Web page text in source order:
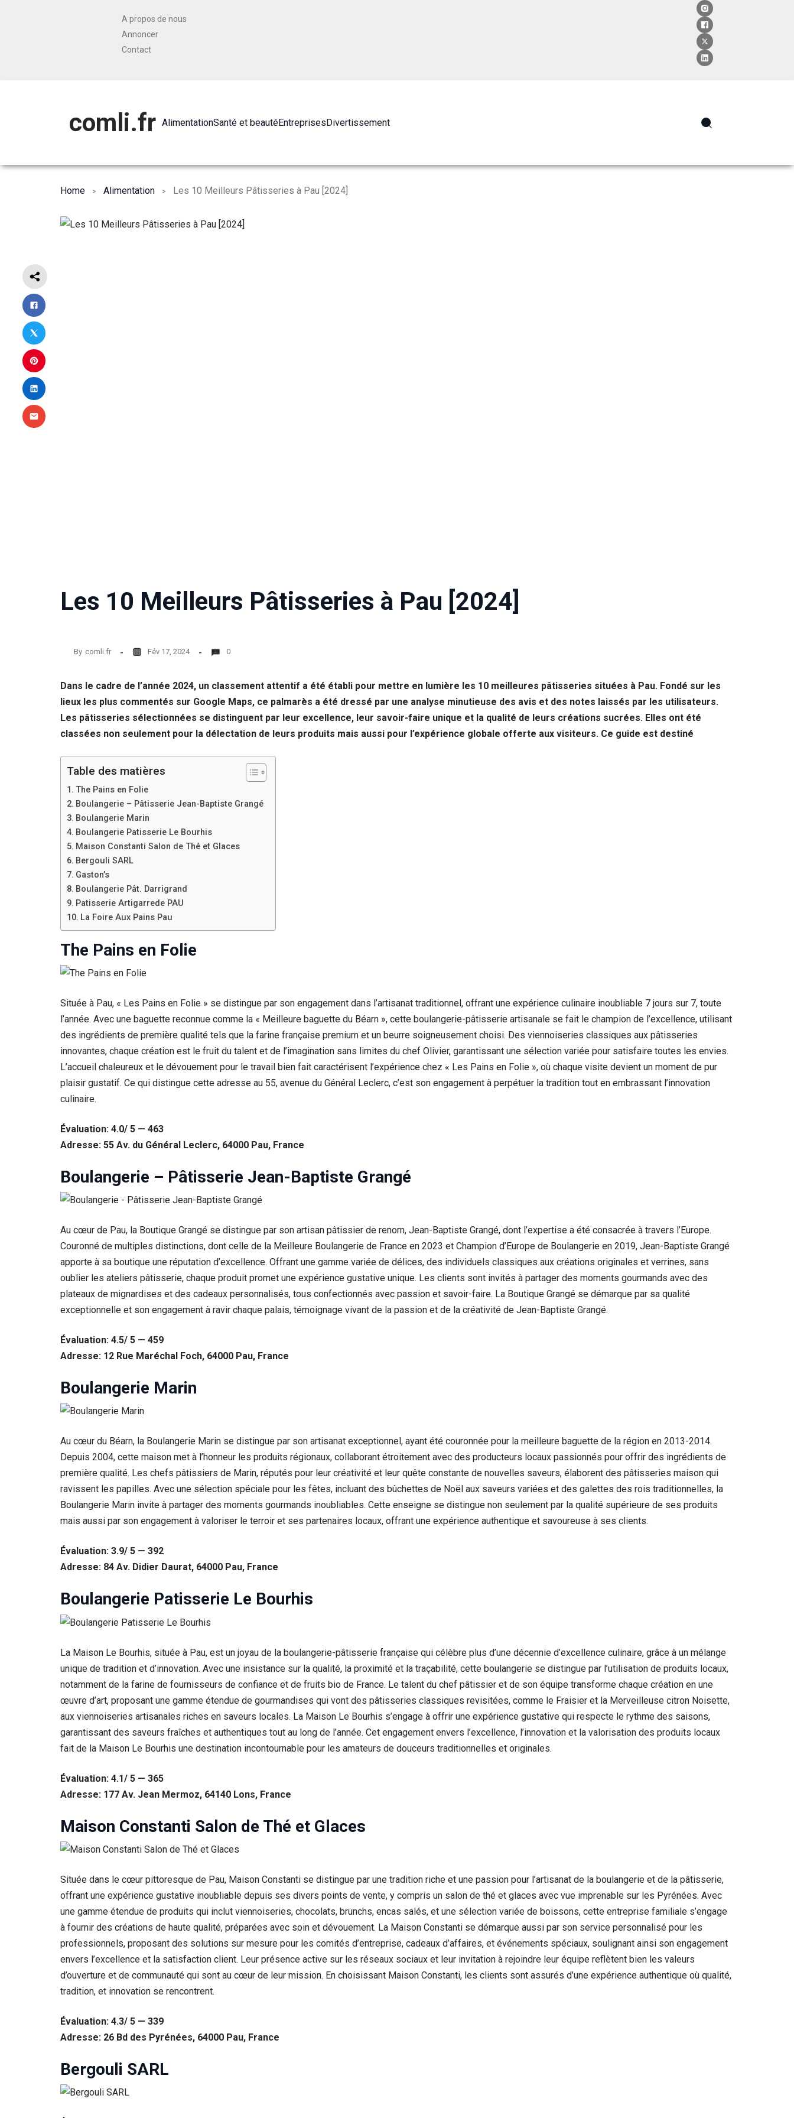
A propos de nous
Annoncer
Contact
comli.fr AlimentationSanté et beautéEntreprisesDivertissement
Home Alimentation Les 10 Meilleurs Pâtisseries à Pau [2024]
Les 10 Meilleurs Pâtisseries à Pau [2024]
By comli.fr Fév 17, 2024 0
Dans le cadre de l’année 2024, un classement attentif a été établi pour mettre en lumière les 10 meilleures pâtisseries situées à Pau. Fondé sur les
lieux les plus commentés sur Google Maps, ce palmarès a été dressé par une analyse minutieuse des avis et des notes laissés par les utilisateurs.
Les pâtisseries sélectionnées se distinguent par leur excellence, leur savoir-faire unique et la qualité de leurs créations sucrées. Elles ont été
classées non seulement pour la délectation de leurs produits mais aussi pour l’expérience globale offerte aux visiteurs. Ce guide est destiné
Table des matières
The Pains en Folie
Boulangerie – Pâtisserie Jean-Baptiste Grangé
Boulangerie Marin
Boulangerie Patisserie Le Bourhis
Maison Constanti Salon de Thé et Glaces
Bergouli SARL
Gaston’s
Boulangerie Pât. Darrigrand
Patisserie Artigarrede PAU
La Foire Aux Pains Pau
The Pains en Folie
Située à Pau, « Les Pains en Folie » se distingue par son engagement dans l’artisanat traditionnel, offrant une expérience culinaire inoubliable 7 jours sur 7, toute
l’année. Avec une baguette reconnue comme la « Meilleure baguette du Béarn », cette boulangerie-pâtisserie artisanale se fait le champion de l’excellence, utilisant
des ingrédients de première qualité tels que la farine française premium et un beurre soigneusement choisi. Des viennoiseries classiques aux pâtisseries
innovantes, chaque création est le fruit du talent et de l’imagination sans limites du chef Olivier, garantissant une sélection variée pour satisfaire toutes les envies.
L’accueil chaleureux et le dévouement pour le travail bien fait caractérisent l’expérience chez « Les Pains en Folie », où chaque visite devient un moment de pur
plaisir gustatif. Ce qui distingue cette adresse au 55, avenue du Général Leclerc, c’est son engagement à perpétuer la tradition tout en embrassant l’innovation
culinaire.
Évaluation: 4.0/ 5 — 463
Adresse: 55 Av. du Général Leclerc, 64000 Pau, France
Boulangerie – Pâtisserie Jean-Baptiste Grangé
Au cœur de Pau, la Boutique Grangé se distingue par son artisan pâtissier de renom, Jean-Baptiste Grangé, dont l’expertise a été consacrée à travers l’Europe.
Couronné de multiples distinctions, dont celle de la Meilleure Boulangerie de France en 2023 et Champion d’Europe de Boulangerie en 2019, Jean-Baptiste Grangé
apporte à sa boutique une réputation d’excellence. Offrant une gamme variée de délices, des individuels classiques aux créations originales et verrines, sans
oublier les ateliers pâtisserie, chaque produit promet une expérience gustative unique. Les clients sont invités à partager des moments gourmands avec des
plateaux de mignardises et des cadeaux personnalisés, tous confectionnés avec passion et savoir-faire. La Boutique Grangé se démarque par sa qualité
exceptionnelle et son engagement à ravir chaque palais, témoignage vivant de la passion et de la créativité de Jean-Baptiste Grangé.
Évaluation: 4.5/ 5 — 459
Adresse: 12 Rue Maréchal Foch, 64000 Pau, France
Boulangerie Marin
Au cœur du Béarn, la Boulangerie Marin se distingue par son artisanat exceptionnel, ayant été couronnée pour la meilleure baguette de la région en 2013-2014.
Depuis 2004, cette maison met à l’honneur les produits régionaux, collaborant étroitement avec des producteurs locaux passionnés pour offrir des ingrédients de
première qualité. Les chefs pâtissiers de Marin, réputés pour leur créativité et leur quête constante de nouvelles saveurs, élaborent des pâtisseries maison qui
ravissent les papilles. Avec une sélection spéciale pour les fêtes, incluant des bûchettes de Noël aux saveurs variées et des galettes des rois traditionnelles, la
Boulangerie Marin invite à partager des moments gourmands inoubliables. Cette enseigne se distingue non seulement par la qualité supérieure de ses produits
mais aussi par son engagement à valoriser le terroir et ses partenaires locaux, offrant une expérience authentique et savoureuse à ses clients.
Évaluation: 3.9/ 5 — 392
Adresse: 84 Av. Didier Daurat, 64000 Pau, France
Boulangerie Patisserie Le Bourhis
La Maison Le Bourhis, située à Pau, est un joyau de la boulangerie-pâtisserie française qui célèbre plus d’une décennie d’excellence culinaire, grâce à un mélange
unique de tradition et d’innovation. Avec une insistance sur la qualité, la proximité et la traçabilité, cette boulangerie se distingue par l’utilisation de produits locaux,
notamment de la farine de fournisseurs de confiance et de fruits bio de France. Le talent du chef pâtissier et de son équipe transforme chaque création en une
œuvre d’art, proposant une gamme étendue de gourmandises qui vont des pâtisseries classiques revisitées, comme le Fraisier et la Merveilleuse citron Noisette,
aux viennoiseries artisanales riches en saveurs locales. La Maison Le Bourhis s’engage à offrir une expérience gustative qui respecte le rythme des saisons,
garantissant des saveurs fraîches et authentiques tout au long de l’année. Cet engagement envers l’excellence, l’innovation et la valorisation des produits locaux
fait de la Maison Le Bourhis une destination incontournable pour les amateurs de douceurs traditionnelles et originales.
Évaluation: 4.1/ 5 — 365
Adresse: 177 Av. Jean Mermoz, 64140 Lons, France
Maison Constanti Salon de Thé et Glaces
Située dans le cœur pittoresque de Pau, Maison Constanti se distingue par une tradition riche et une passion pour l’artisanat de la boulangerie et de la pâtisserie,
offrant une expérience gustative inoubliable depuis ses divers points de vente, y compris un salon de thé et glaces avec vue imprenable sur les Pyrénées. Avec
une gamme étendue de produits qui inclut viennoiseries, chocolats, brunchs, encas salés, et une sélection variée de boissons, cette entreprise familiale s’engage
à fournir des créations de haute qualité, préparées avec soin et dévouement. La Maison Constanti se démarque aussi par son service personnalisé pour les
professionnels, proposant des solutions sur mesure pour les comités d’entreprise, cadeaux d’affaires, et événements spéciaux, soulignant ainsi son engagement
envers l’excellence et la satisfaction client. Leur présence active sur les réseaux sociaux et leur invitation à rejoindre leur équipe reflètent bien les valeurs
d’ouverture et de communauté qui sont au cœur de leur mission. En choisissant Maison Constanti, les clients sont assurés d’une expérience authentique où qualité,
tradition, et innovation se rencontrent.
Évaluation: 4.3/ 5 — 339
Adresse: 26 Bd des Pyrénées, 64000 Pau, France
Bergouli SARL
Nécessaire
fonctionnement
du site Web.
améliorer la
fonctionnalité
et la structure
du site Web,
en fonction
de la façon
aussi bien que
de votre visite.